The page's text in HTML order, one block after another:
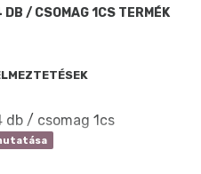
/ CSOMAG 1CS TERMÉK
db / csomag 1cs